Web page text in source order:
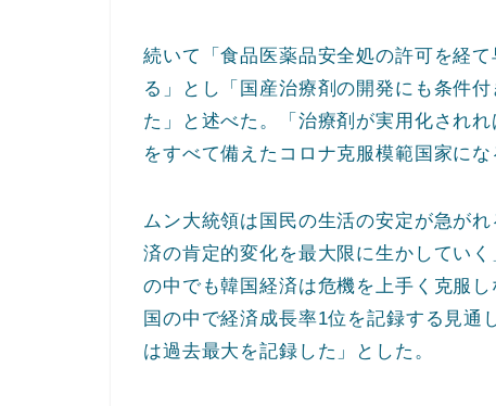
続いて「食品医薬品安全処の許可を経
る」とし「国産治療剤の開発にも条件
た」と述べた。「治療剤が実用化され
をすべて備えたコロナ克服模範国家に
ムン大統領は国民の生活の安定が急が
済の肯定的変化を最大限に生かしてい
の中でも韓国経済は危機を上手く克服
国の中で経済成長率1位を記録する見通
は過去最大を記録した」とした。